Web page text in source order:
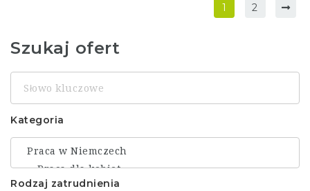
1 2
Szukaj ofert
Słowo
kluczowe
Kategoria
Rodzaj zatrudnienia